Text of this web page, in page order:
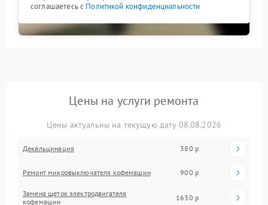
соглашаетесь с Политикой конфиденциальности
Цены на услуги ремонта
Цены актуальны на текущую дату 08.08.2026
Декальцинация 380 р
Ремонт микровыключателя кофемашин 900 р
Замена щеток электродвигателя
кофемашин
1630 р